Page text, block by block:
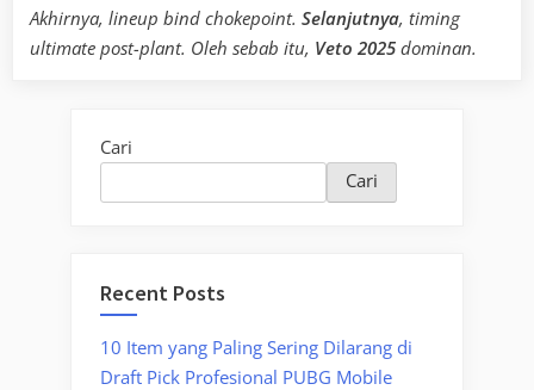
Akhirnya, lineup bind chokepoint. Selanjutnya, timing
ultimate post-plant. Oleh sebab itu, Veto 2025 dominan.
Cari
Cari
Recent Posts
10 Item yang Paling Sering Dilarang di
Draft Pick Profesional PUBG Mobile